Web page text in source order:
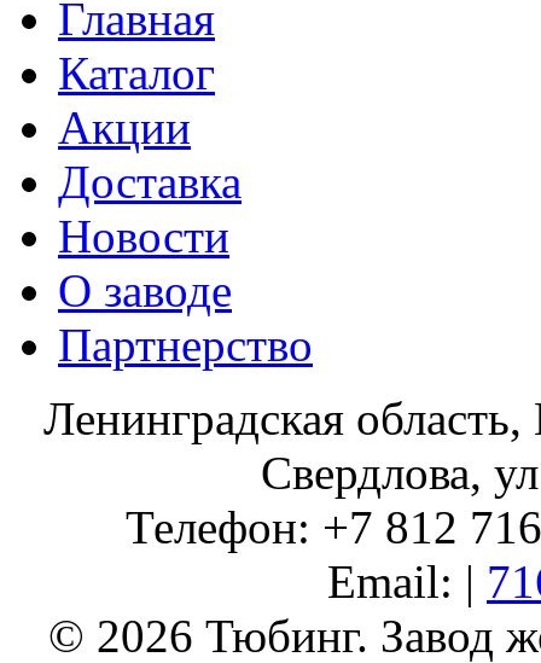
Главная
Каталог
Акции
Доставка
Новости
О заводе
Партнерство
Ленинградская
Свердлова,
Телефон: +7 812
Email: |
© 2026 Тюбинг. Завод